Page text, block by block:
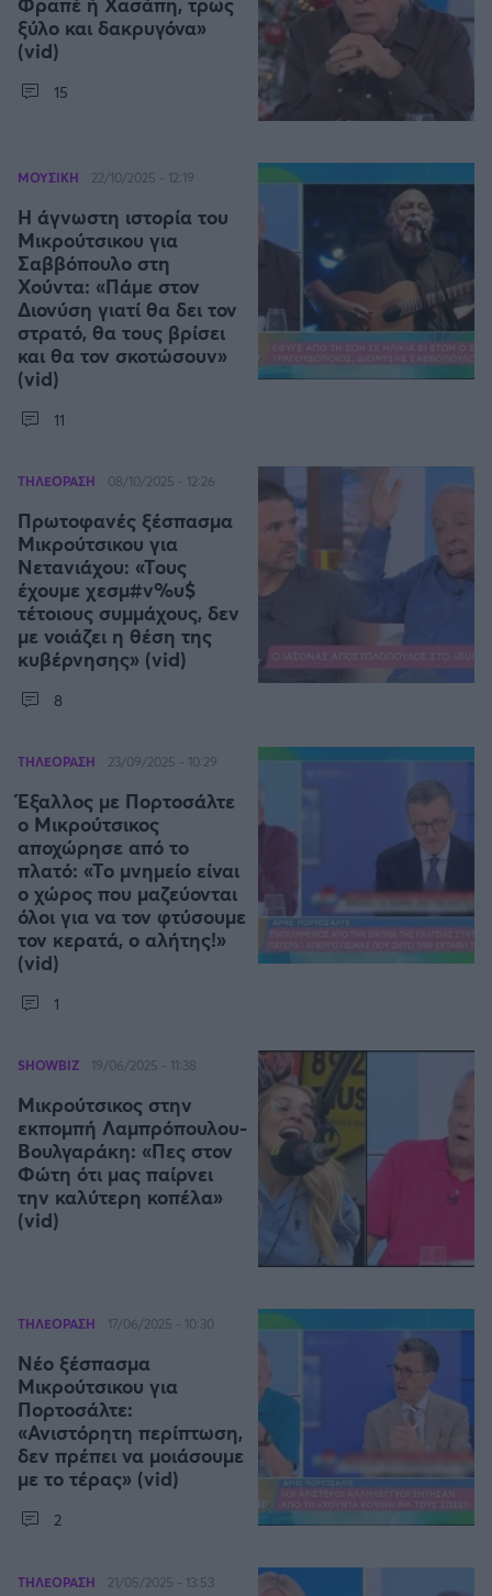
Δημήτρης Τσορμπατζόγλου
Άρης
Βόλος
Ατρόμητος Αθηνών
Κηφισιά
Ηρακλής
Μπαρτσελόνα
Μάντσεστερ Γιουνάιτεντ
Μάντσεστερ Σίτι
Λίβερπουλ
Γιουβέντους
Μίλαν
Συνεντεύξεις
Μεγάλη μου Αγάπη
ξύλο και δακρυγόνα»
(vid)
15
ΜΟΥΣΙΚΗ 22/10/2025 - 12:19
Η άγνωστη ιστορία του
Μικρούτσικου για
Σαββόπουλο στη
Χούντα: «Πάμε στον
Διονύση γιατί θα δει τον
στρατό, θα τους βρίσει
και θα τον σκοτώσουν»
(vid)
11
ΤΗΛΕΟΡΑΣΗ 08/10/2025 - 12:26
Πρωτοφανές ξέσπασμα
Μικρούτσικου για
Νετανιάχου: «Τους
έχουμε χεσμ#ν%υ$
τέτοιους συμμάχους, δεν
με νοιάζει η θέση της
κυβέρνησης» (vid)
8
ΤΗΛΕΟΡΑΣΗ 23/09/2025 - 10:29
Έξαλλος με Πορτοσάλτε
ο Μικρούτσικος
αποχώρησε από το
πλατό: «Το μνημείο είναι
ο χώρος που μαζεύονται
όλοι για να τον φτύσουμε
τον κερατά, ο αλήτης!»
(vid)
1
SHOWBIZ 19/06/2025 - 11:38
Μικρούτσικος στην
εκπομπή Λαμπρόπουλου-
Βουλγαράκη: «Πες στον
Φώτη ότι μας παίρνει
την καλύτερη κοπέλα»
(vid)
ΤΗΛΕΟΡΑΣΗ 17/06/2025 - 10:30
Νέο ξέσπασμα
Μικρούτσικου για
Πορτοσάλτε:
«Ανιστόρητη περίπτωση,
δεν πρέπει να μοιάσουμε
με το τέρας» (vid)
2
ΤΗΛΕΟΡΑΣΗ 21/05/2025 - 13:53